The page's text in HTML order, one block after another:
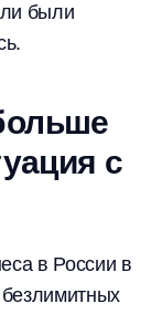
были
с
в России в